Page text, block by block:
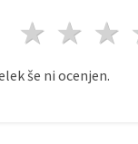
2
1
še ni ocenjen.